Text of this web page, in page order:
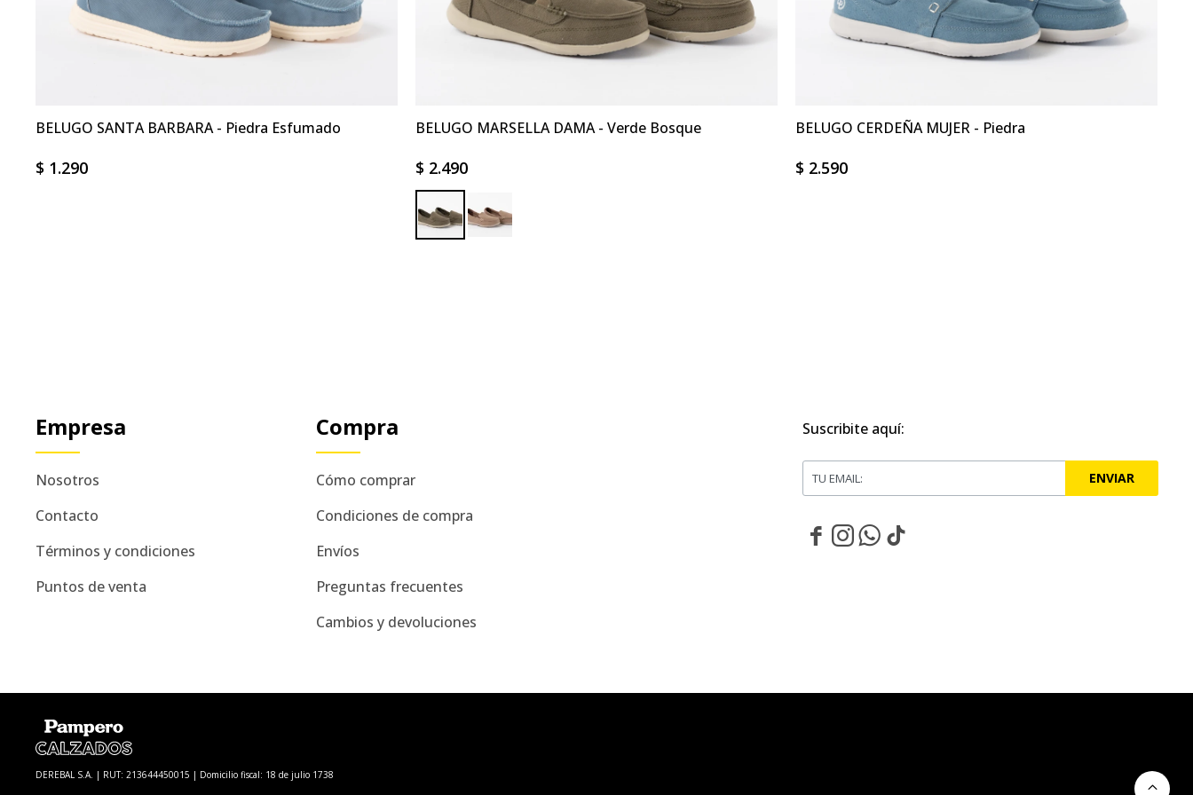
BELUGO SANTA BARBARA - Piedra Esfumado
$ 1.290
BELUGO MARSELLA DAMA - Verde Bosque
$ 2.490
BELUGO CERDEÑA MUJER - Piedra
$ 2.590
Empresa
Nosotros
Contacto
Términos y condiciones
Puntos de venta
Compra
Cómo comprar
Condiciones de compra
Envíos
Preguntas frecuentes
Cambios y devoluciones
Suscribite aquí:
ENVIAR
   
DEREBAL S.A. | RUT: 213644450015 | Domicilio fiscal: 18 de julio 1738